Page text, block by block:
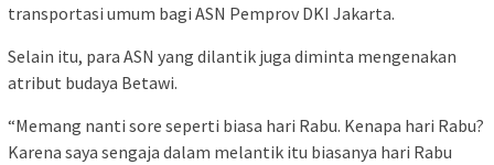
transportasi umum bagi ASN Pemprov DKI Jakarta.
Selain itu, para ASN yang dilantik juga diminta mengenakan
atribut budaya Betawi.
“Memang nanti sore seperti biasa hari Rabu. Kenapa hari Rabu?
Karena saya sengaja dalam melantik itu biasanya hari Rabu